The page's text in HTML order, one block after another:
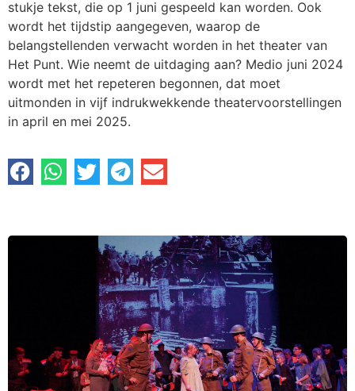
stukje tekst, die op 1 juni gespeeld kan worden. Ook
wordt het tijdstip aangegeven, waarop de
belangstellenden verwacht worden in het theater van
Het Punt. Wie neemt de uitdaging aan? Medio juni 2024
wordt met het repeteren begonnen, dat moet
uitmonden in vijf indrukwekkende theatervoorstellingen
in april en mei 2025.